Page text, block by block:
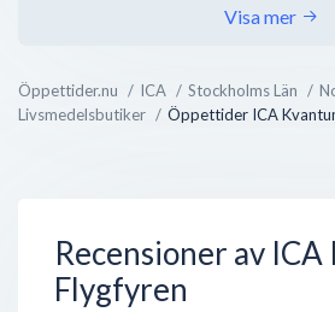
Öppettider.nu ICA Stockholms Län
Livsmedelsbutiker
Öppettider ICA
- men ta nytta av vad en stor
handlarägda grossistföretag
Visa mer
Recensioner av
Flygfyren